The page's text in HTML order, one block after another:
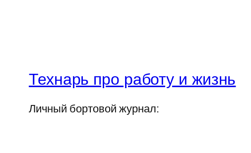
Технарь про работу и жизнь
Личный бортовой журнал: